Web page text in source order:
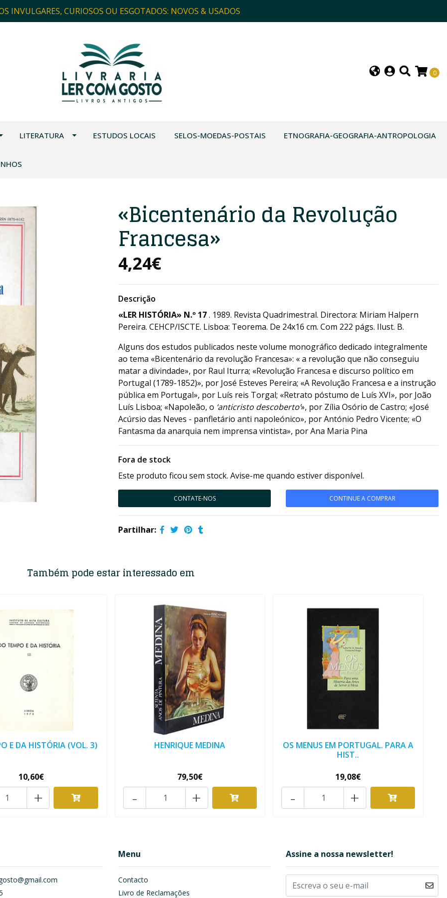
INVULGARES, CURIOSOS OU ESGOTADOS: NOVOS & USADOS
0
LITERATURA ESTUDOS LOCAIS SELOS-MOEDAS-POSTAIS ETNOGRAFIA-GEOGRAFIA-ANTROPOLOGIA
«Bicentenário da Revolução
Francesa»
4,24€
Descrição
«LER HISTÓRIA» N.º 17. 1989. Revista Quadrimestral. Directora: Miriam Halpern
Pereira. CEHCP/ISCTE. Lisboa: Teorema. De 24x16 cm. Com 222 págs. Ilust. B.
Alguns dos estudos publicados neste volume monográfico dedicado integralmente
ao tema «Bicentenário da revolução Francesa»: « a revolução que não conseguiu
matar a divindade», por Raul Iturra; «Revolução Francesa e discurso político em
Portugal (1789-1852)», por José Esteves Pereira; «A Revolução Francesa e a instrução
pública em Portugal», por Luís reis Torgal; «Retrato póstumo de Luís XVI», por João
Luís Lisboa; «Napoleão, o ‘anticristo descoberto’», por Zília Osório de Castro; «José
Acúrsio das Neves - panfletário anti napoleónico», por António Pedro Vicente; «O
Fantasma da anarquia nem imprensa vintista», por Ana Maria Pina
Fora de stock
Este produto ficou sem stock. Avise-me quando estiver disponível.
CONTATE-NOS CONTINUE A COMPRAR
Partilhar:
Também pode estar interessado em
E DA HISTÓRIA (VOL. 3)
10,60€
+
HENRIQUE MEDINA
79,50€
+
-
OS MENUS EM PORTUGAL. PARA A
HIST..
19,08€
+
-
Menu
Contacto
Livro de Reclamações
Assine a nossa newsletter!